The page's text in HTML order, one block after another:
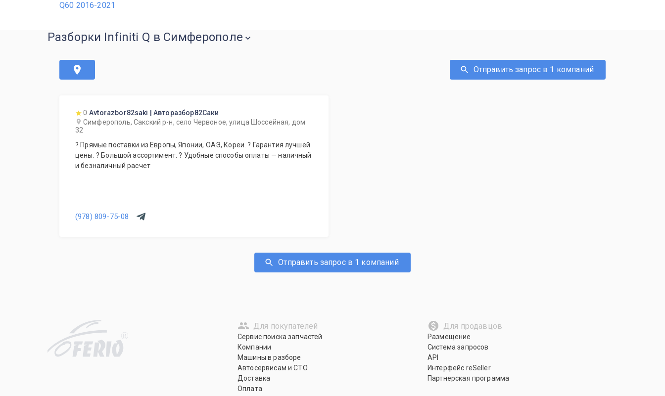
Q60 2016-2021
Разборки Infiniti Q в Симферополе
Отправить запрос в 1 компаний
0 Avtorazbor82saki | Авторазбор82Саки
Симферополь, Сакский р-н, село Червоное, улица Шоссейная, дом
32
? Прямые поставки из Европы, Японии, ОАЭ, Кореи. ? Гарантия лучшей
цены. ? Большой ассортимент. ? Удобные способы оплаты — наличный
и безналичный расчет
(978) 809-75-08
Отправить запрос в 1 компаний
R
Для покупателей
Сервис поиска запчастей
Компании
Машины в разборе
Автосервисам и СТО
Доставка
Оплата
Для продавцов
Размещение
Система запросов
API
Интерфейс reSeller
Партнерская программа